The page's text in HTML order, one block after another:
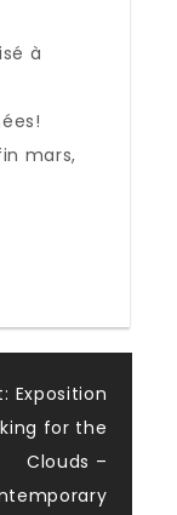
à
mars,
Exposition
for the
Clouds –